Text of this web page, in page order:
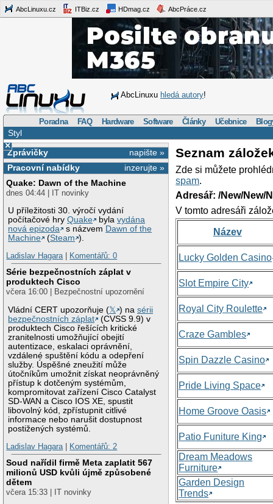
AbcLinuxu.cz ITBiz.cz HDmag.cz AbcPráce.cz
AbcLinuxu hledá autory!
Poradna FAQ Hardware Software Články Učebnice
Styl
×
napište »
Zprávičky
inzerujte »
Pracovní nabídky
Quake: Dawn of the Machine
dnes 04:44 | IT novinky
U příležitosti 30. výročí vydání
počítačové hryQuake bylavydána
nová epizoda
s názvem Dawn of the
Machine
(Steam ).
Ladislav Hagara| Komentářů: 0
Série bezpečnostních záplat v
produktech Cisco
včera 16:00 | Bezpečnostní upozornění
Vládní CERT upozorňuje (𝕏 ) nasérii
bezpečnostních záplat
(CVSS 9.9) v
produktech Cisco řešících kritické
zranitelnosti umožňující obejití
autentizace, eskalaci oprávnění,
vzdálené spuštění kódu a odepření
služby. Úspěšné zneužití může
útočníkům umožnit získat neoprávněný
přístup k dotčeným systémům,
kompromitovat zařízení Cisco Catalyst
SD-WAN a Cisco IOS XE, spustit
libovolný kód, zpřístupnit citlivé
informace nebo narušit dostupnost
postižených systémů.
Ladislav Hagara| Komentářů: 2
Soud nařídil firmě Meta zaplatit 567
milionů USD kvůli újmě způsobené
dětem
včera 15:33 | IT novinky
Seznam
Zde si můžete
spam.
Adresář: /New/New/
V tomto adresáři
Název
Lucky Golden Casino
Slot Empire City
Royal City Roulette
Craze Gambles
Spin Dazzle Casino
Pride Living Space
Home Groove Oasis
Patio Funiture King
Dream Meadows
Furniture
Garden Design
Trends